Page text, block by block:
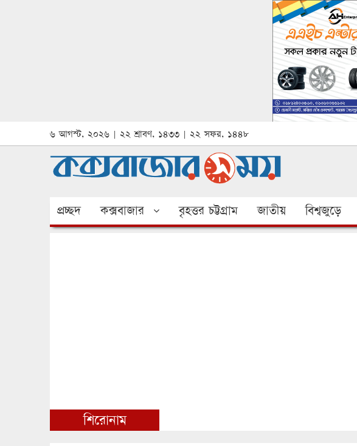
৬ আগস্ট, ২০২৬ | ২২ শ্রাবণ, ১৪৩৩ | ২২ সফর, ১৪৪৮
প্রচ্ছদ কক্সবাজার বৃহত্তর চট্টগ্রাম জাতীয় বিশ্বজুড়ে
শিরোনাম